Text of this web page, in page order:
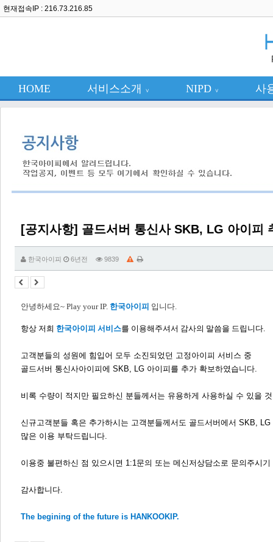
현재접속IP : 216.73.216.85
HOME 서비스소개 ∨ NIPD ∨ 사
[공지사항] 골드서버 통신사 SKB, LG 아이피
한국아이피 6년전 9839
안녕하세요~ Play your IP. 한국아이피 입니다.
항상 저희 한국아이피 서비스를 이용해주셔서 감사의 말씀을 드립니다.
고객분들의 성원에 힘입어 모두 소진되었던 고정아이피 서비스 중
골드서버 통신사아이피에 SKB, LG 아이피를 추가 확보하였습니다.
비록 수량이 적지만 필요하신 분들께서는 유용하게 사용하실 수 있을
신규고객분들 혹은 추가하시는 고객분들께서도 골드서버에서 SKB,
많은 이용 부탁드립니다.
이용중 불편하신 점 있으시면 1:1문의 또는 메신저상담소로 문의주시기
감사합니다.
The begining of the future is HANKOOKIP.